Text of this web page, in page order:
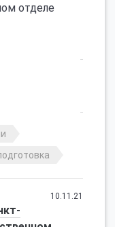
отделе
10.11.21